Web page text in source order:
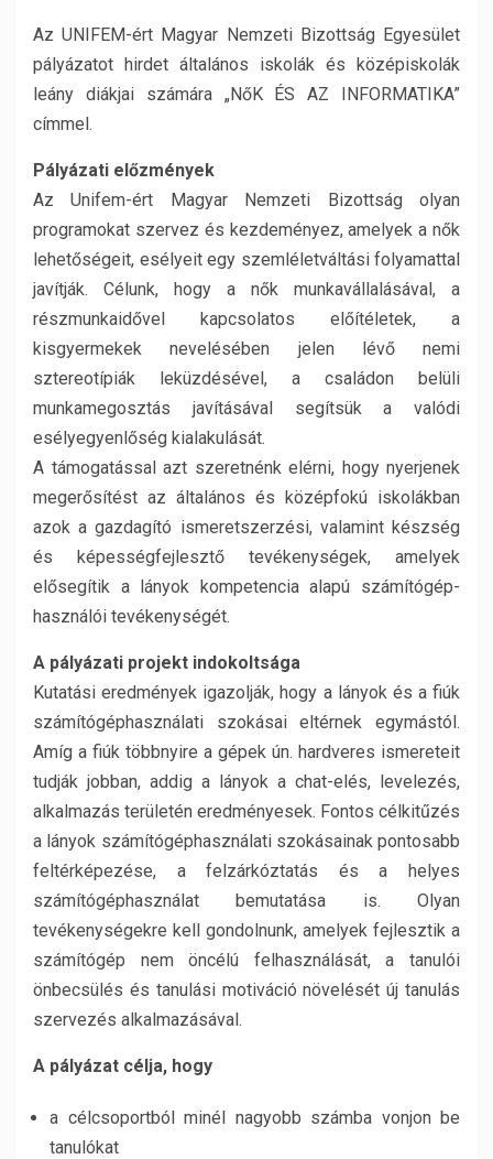
Az UNIFEM-ért Magyar Nemzeti Bizottság Egyesület
pályázatot hirdet általános iskolák és középiskolák
leány diákjai számára „NőK ÉS AZ INFORMATIKA”
címmel.
Pályázati előzmények
Az Unifem-ért Magyar Nemzeti Bizottság olyan
programokat szervez és kezdeményez, amelyek a nők
lehetőségeit, esélyeit egy szemléletváltási folyamattal
javítják. Célunk, hogy a nők munkavállalásával, a
részmunkaidővel kapcsolatos előítéletek, a
kisgyermekek nevelésében jelen lévő nemi
sztereotípiák leküzdésével, a családon belüli
munkamegosztás javításával segítsük a valódi
esélyegyenlőség kialakulását.
A támogatással azt szeretnénk elérni, hogy nyerjenek
megerősítést az általános és középfokú iskolákban
azok a gazdagító ismeretszerzési, valamint készség
és képességfejlesztő tevékenységek, amelyek
elősegítik a lányok kompetencia alapú számítógép-
használói tevékenységét.
A pályázati projekt indokoltsága
Kutatási eredmények igazolják, hogy a lányok és a fiúk
számítógéphasználati szokásai eltérnek egymástól.
Amíg a fiúk többnyire a gépek ún. hardveres ismereteit
tudják jobban, addig a lányok a chat-elés, levelezés,
alkalmazás területén eredményesek. Fontos célkitűzés
a lányok számítógéphasználati szokásainak pontosabb
feltérképezése, a felzárkóztatás és a helyes
számítógéphasználat bemutatása is. Olyan
tevékenységekre kell gondolnunk, amelyek fejlesztik a
számítógép nem öncélú felhasználását, a tanulói
önbecsülés és tanulási motiváció növelését új tanulás
szervezés alkalmazásával.
A pályázat célja, hogy
a célcsoportból minél nagyobb számba vonjon be
tanulókat